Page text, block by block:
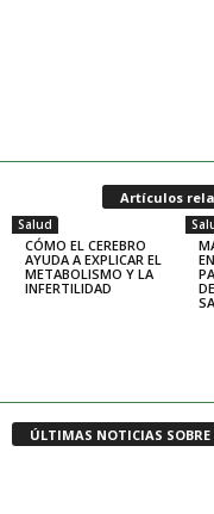
Artículos
Salud
CÓMO EL CEREBRO
AYUDA A EXPLICAR EL
METABOLISMO Y LA
INFERTILIDAD
ÚLTIMAS NOTICIAS SOBRE